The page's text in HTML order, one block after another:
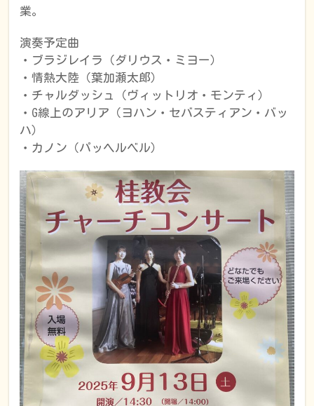
業。
演奏予定曲
・ブラジレイラ（ダリウス・ミヨー）
・情熱大陸（葉加瀬太郎）
・チャルダッシュ（ヴィットリオ・モンティ）
・G線上のアリア（ヨハン・セバスティアン・バッ
ハ）
・カノン（パッヘルベル）